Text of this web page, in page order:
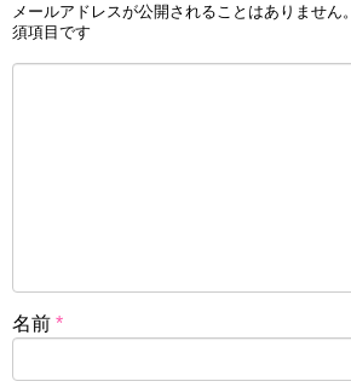
メールアドレスが公開されることはありません。
須項目です
名前 *